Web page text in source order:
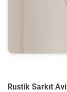
Rustik Sarkıt